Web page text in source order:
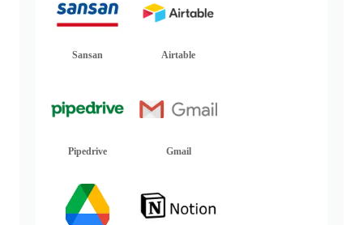
Sansan Airtable
Pipedrive Gmail